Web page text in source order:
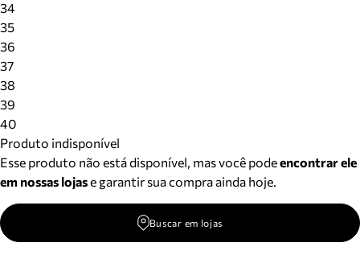
34
35
36
37
38
39
40
Produto indisponível
Esse produto não está disponível, mas você podeencontrar ele
em nossas lojase garantir sua compra ainda hoje.
Buscar em lojas